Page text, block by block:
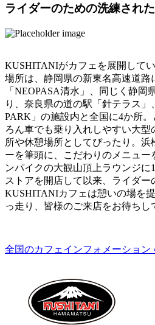
ライダーのための洗練され
KUSHITANIがカフェを展開して
場所は、静岡県の新東名高速道路
「NEOPASA清水」、同じく静岡
り、奈良県の道の駅「針テラス」
PARK」の施設内と全国に4か所
ろん車でも乗り入れしやすい大
所や休憩場所としてぴったり。浜
ーを筆頭に、こだわりのメニュ
ンパイクの大観山頂上ラウンジ
ストアを開店して以来、ライダ
KUSHITANIカフェは憩いの場を
っ走り、皆様のご来店をお待ちし
全国のカフェインフォメーション